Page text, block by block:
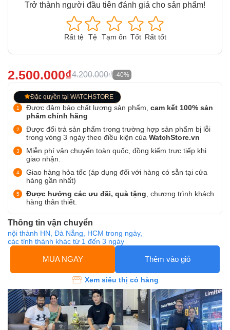
Trở thành người đầu tiên đánh giá cho sản phẩm!
Rất tệ Tệ Tạm ổn Tốt Rất tốt
2.500.000₫4.200.000₫ -40%
Đặc quyền tại WATCHSTORE
Được đảm bảo chất lượng sản phẩm, cam kết 100% sản
phẩm chính hãng
Được đổi trả sản phẩm trong trường hợp sản phẩm bị lỗi
trong vòng 3 ngày theo điều kiện của WatchStore.vn
Miễn phí vận chuyển toàn quốc, đồng kiểm trực tiếp khi
giao nhận.
Giao hàng hỏa tốc (áp dụng đối với hàng có sẵn tại cửa
hàng gần nhất)
Được hưởng các ưu đãi, quà tặng , chương trình khách
hàng thân thiết.
Thông tin vận chuyển
nội thành HN, Đà Nẵng, HCM trong ngày,
các tỉnh thành khác từ 1 đến 3 ngày
MUA NGAY Thêm vào giỏ
Xem siêu thị có hàng